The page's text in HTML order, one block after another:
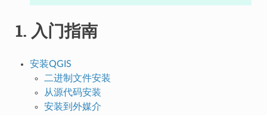
1. 入门指南
安装QGIS
二进制文件安装
从源代码安装
安装到外媒介